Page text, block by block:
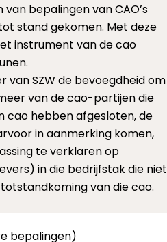
bepalingen van CAO’s
stand gekomen. Met deze
instrument van de cao
van SZW de bevoegdheid om
van de cao-partijen die
cao hebben afgesloten, de
in aanmerking komen,
te verklaren op
in die bedrijfstak die niet
van die cao.
bepalingen)